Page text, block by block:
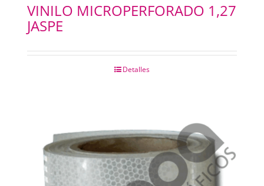
VINILO MICROPERFORADO 1,27
JASPE
Detalles